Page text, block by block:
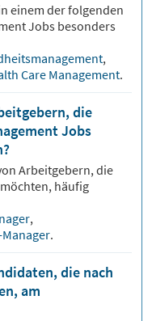
einem der folgenden
Jobs besonders
,
Care Management.
die
Jobs
Arbeitgebern, die
häufig
,
Manager.
die nach
am